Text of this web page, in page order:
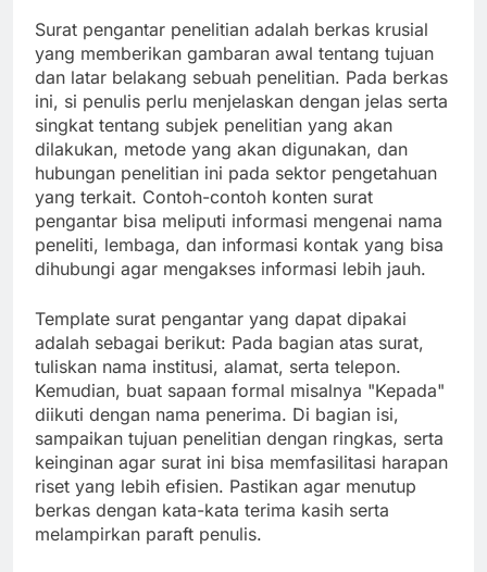
Surat pengantar penelitian adalah berkas krusial
yang memberikan gambaran awal tentang tujuan
dan latar belakang sebuah penelitian. Pada berkas
ini, si penulis perlu menjelaskan dengan jelas serta
singkat tentang subjek penelitian yang akan
dilakukan, metode yang akan digunakan, dan
hubungan penelitian ini pada sektor pengetahuan
yang terkait. Contoh-contoh konten surat
pengantar bisa meliputi informasi mengenai nama
peneliti, lembaga, dan informasi kontak yang bisa
dihubungi agar mengakses informasi lebih jauh.
Template surat pengantar yang dapat dipakai
adalah sebagai berikut: Pada bagian atas surat,
tuliskan nama institusi, alamat, serta telepon.
Kemudian, buat sapaan formal misalnya "Kepada"
diikuti dengan nama penerima. Di bagian isi,
sampaikan tujuan penelitian dengan ringkas, serta
keinginan agar surat ini bisa memfasilitasi harapan
riset yang lebih efisien. Pastikan agar menutup
berkas dengan kata-kata terima kasih serta
melampirkan paraft penulis.